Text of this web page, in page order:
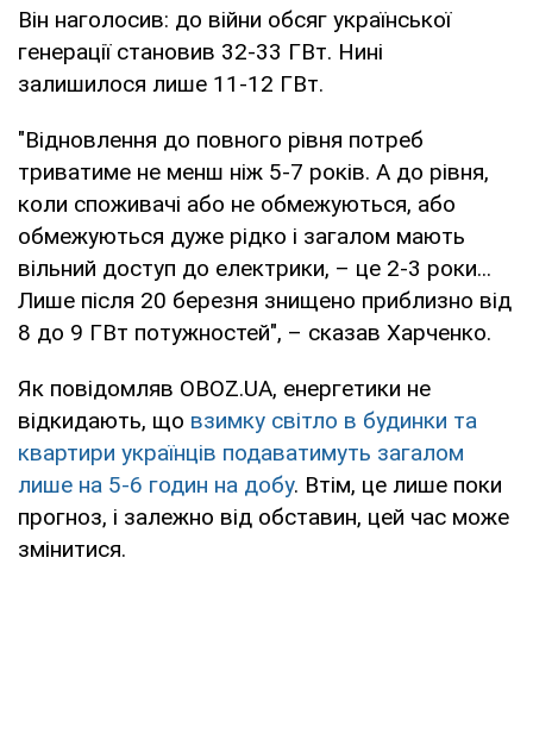
Суми та
область
https://www.soe.com.ua/
(пошук за номером рахунку абонента)
Тернопіль та
область
https://www.toe.com.ua/news/71
Харків та
Харківська
область
https://oblenergo.kharkov.ua/uk/gaoinfo
Херсонська
область
особистому кабінеті)
Хмельницький
та область
https://hoe.com.ua/shutdown/new
Він наголосив: до війни обсяг української
генерації становив 32-33 ГВт. Нині
залишилося лише 11-12 ГВт.
"Відновлення до повного рівня потреб
триватиме не менш ніж 5-7 років. А до рівня,
коли споживачі або не обмежуються, або
обмежуються дуже рідко і загалом мають
вільний доступ до електрики, – це 2-3 роки...
Лише після 20 березня знищено приблизно від
8 до 9 ГВт потужностей", – сказав Харченко.
Як повідомляв OBOZ.UA, енергетики не
відкидають, що взимку світло в будинки та
квартири українців подаватимуть загалом
лише на 5-6 годин на добу. Втім, це лише поки
прогноз, і залежно від обставин, цей час може
змінитися.